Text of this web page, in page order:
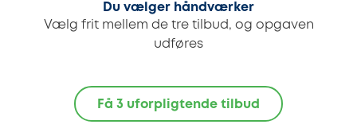
Du vælger håndværker
Vælg frit mellem de tre tilbud, og opgaven
udføres
Få 3 uforpligtende tilbud